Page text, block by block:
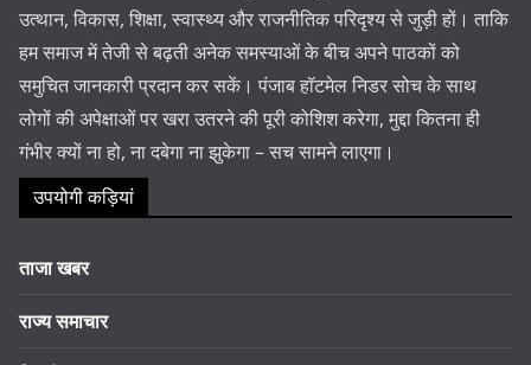
उत्थान, विकास, शिक्षा, स्वास्थ्य और राजनीतिक परिदृश्य से जुड़ी हों। ताकि
हम समाज में तेजी से बढ़ती अनेक समस्याओं के बीच अपने पाठकों को
समुचित जानकारी प्रदान कर सकें। पंजाब हॉटमेल निडर सोच के साथ
लोगों की अपेक्षाओं पर खरा उतरने की पूरी कोशिश करेगा, मुद्दा कितना ही
गंभीर क्यों ना हो, ना दबेगा ना झुकेगा – सच सामने लाएगा।
उपयोगी कड़ियां
ताजा खबर
राज्य समाचार